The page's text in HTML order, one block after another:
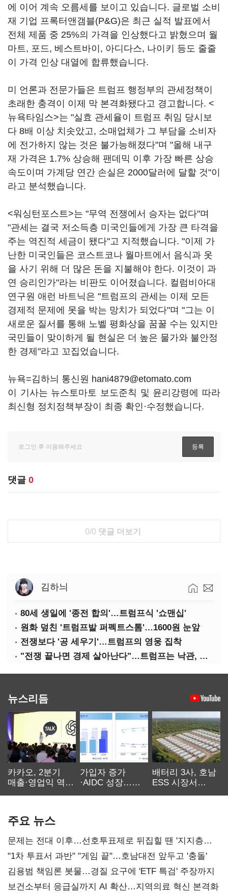
에 이어 계속 오름세를 보이고 있습니다. 글로벌 소비
재 기업 프록터앤갬블(P&G)은 최근 실적 발표에서
전체 제품 중 25%의 가격을 인상했다고 밝혔으며 월
마트, 포드, 베스트바이, 아디다스, 나이키 등도 줄줄
이 가격 인상 대열에 합류했습니다.
미 언론과 전문가들은 트럼프 행정부의 관세정책이
초래한 충격이 이제 막 본격화됐다고 경고합니다. <
뉴욕타임스>는 "실효 관세율이 트럼프 취임 당시보
다 8배 이상 치솟았고, 소매업체가 그 부담을 소비자
에 전가하지 않는 것은 불가능해졌다"며 "올해 내구
재 가격은 1.7% 상승해 팬데믹 이후 가장 빠른 상승
속도이며 가계당 연간 손실은 2000달러에 달할 것"이
라고 분석했습니다.
<워싱턴포스트>는 "무역 전쟁에서 승자는 없다"며
"관세는 결국 저소득층 미국인들에게 가장 큰 타격을
주는 역진적 세금이 됐다"고 지적했습니다. "이제 가
난한 미국인들은 코스트코나 월마트에서 음식과 옷
을 사기 위해 더 많은 돈을 지불해야 한다. 이것이 과
연 승리인가"라는 비판도 이어졌습니다. 컬럼비아대
연구원 애런 바트닉은 "트럼프의 관세는 이제 모든
경제적 문제에 못을 박는 망치가 되었다"며 "그는 이
새로운 질서를 통해 노벨 평화상을 꿈꿀 수는 있지만
국민들이 맞이하게 될 현실은 더 높은 물가와 불안정
한 경제"라고 꼬집었습니다.
뉴욕=김하늬 통신원 hani4879@etomato.com
이 기사는 뉴스토마토 보도준칙 및 윤리강령에 따라
최신형 정치정책부장이 최종 확인·수정했습니다.
댓글 0
0/0 댓글 더보기
김하늬
80세 생일에 '종전 합의'…트럼프식 '쇼맨십'
원화 덮친 '트럼프발 퍼펙트스톰'…1600원 눈앞
전쟁보다 '공 세우기'…트럼프의 영웅 집착
"전쟁 끝나면 경제 살아난다"…트럼프는 낙관, 미국인은 싸늘
뉴스리듬
카카오, 2분기
매출·영업익 역대
가입자 증가
·AIDC 성장…
배터리 3사, 호남
ESS 시장서
주요 뉴스
문제는 전대 이후…선호투표제로 뒤집힐 땐 '지지층
불복'
"1차 투표서 과반" "게임 끝"…호남대전 앞두고 '충돌'
김용범 책임론 봇물…경질 요구에 'ETF 특검' 주장까지
보건소부터 응급실까지 AI 확산…지역의료 혁신 본격화